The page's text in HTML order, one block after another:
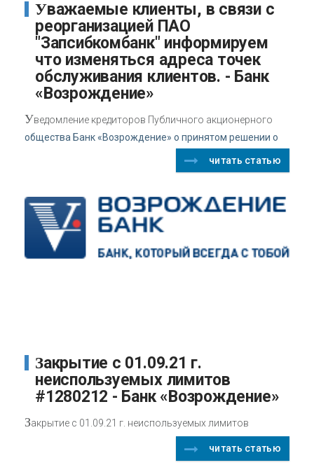
Уважаемые клиенты, в связи с
реорганизацией ПАО
"Запсибкомбанк" информируем
что изменяться адреса точек
обслуживания клиентов. - Банк
«Возрождение»
Уведомление кредиторов Публичного акционерного
общества Банк «Возрождение» о принятом решении о
читать статью
Закрытие с 01.09.21 г.
неиспользуемых лимитов
#1280212 - Банк «Возрождение»
Закрытие с 01.09.21 г. неиспользуемых лимитов
читать статью